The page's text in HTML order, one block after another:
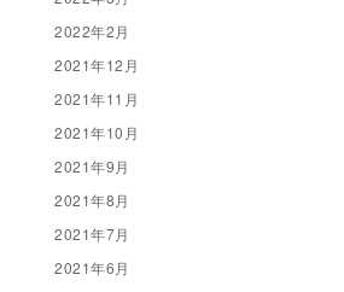
2022年2月
2021年12月
2021年11月
2021年10月
2021年9月
2021年8月
2021年7月
2021年6月